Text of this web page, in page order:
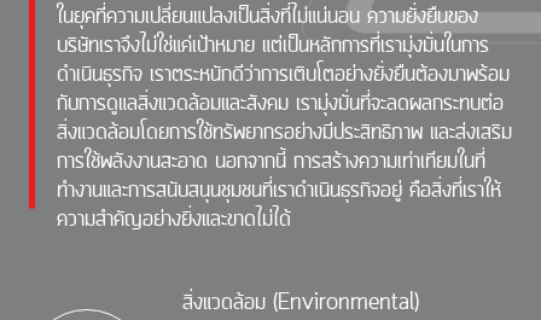
ในยุคที่ความเปลี่ยนแปลงเป็นสิ่งที่ไม่แน่นอน ความยั่งยืนของ
บริษัทเราจึงไม่ใช่แค่เป้าหมาย แต่เป็นหลักการที่เรามุ่งมั่นในการ
ดำเนินธุรกิจ เราตระหนักดีว่าการเติบโตอย่างยั่งยืนต้องมาพร้อม
กับการดูแลสิ่งแวดล้อมและสังคม เรามุ่งมั่นที่จะลดผลกระทบต่อ
สิ่งแวดล้อมโดยการใช้ทรัพยากรอย่างมีประสิทธิภาพ และส่งเสริม
การใช้พลังงานสะอาด นอกจากนี้ การสร้างความเท่าเทียมในที่
ทำงานและการสนับสนุนชุมชนที่เราดำเนินธุรกิจอยู่ คือสิ่งที่เราให้
ความสำคัญอย่างยิ่งและขาดไม่ได้
สิ่งแวดล้อม (Environmental)